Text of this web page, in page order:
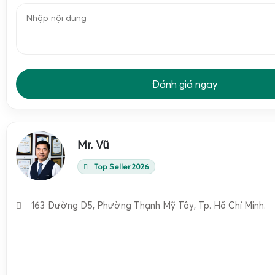
Đánh giá ngay
Mr. Vũ
Top Seller 2026
163 Đường D5, Phường Thạnh Mỹ Tây, Tp. Hồ Chí Minh.